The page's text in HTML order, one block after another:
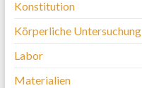
Konstitution
Körperliche Untersuchung
Labor
Materialien